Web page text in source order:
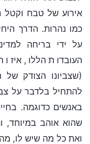
אירוע של טבח וקטל
כמו נהרות. הדרך
על ידי בריחה
העובדות הללו,
(שצביונו הצודק של
להתחיל בלדבר על
באנשים כדוגמה.
שהוא אוהב במיוחד,
ואת כל מה שיש לו,